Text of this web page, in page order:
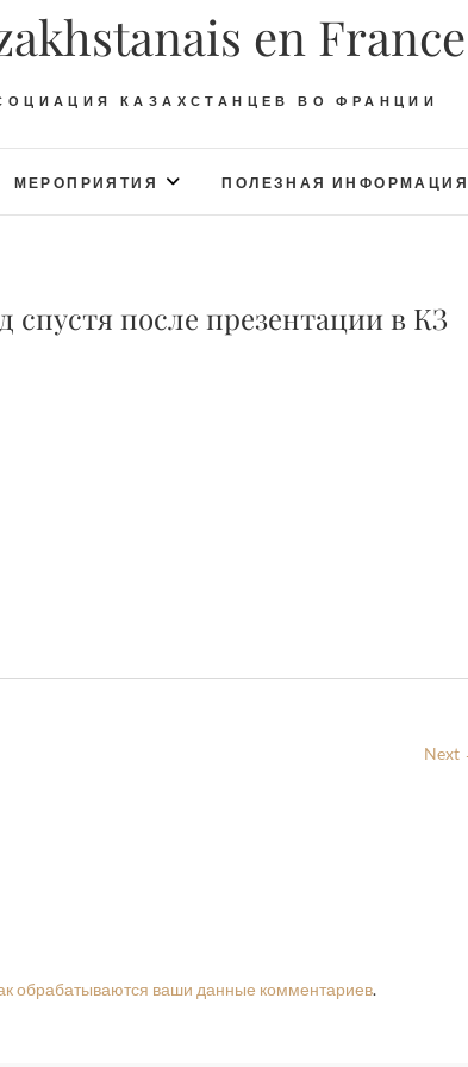
en France
КАЗАХСТАНЦЕВ ВО ФРАНЦИИ
МЕРОПРИЯТИЯ ПОЛЕЗНАЯ ИНФОРМАЦИЯ
после презентации в КЗ
Next
обрабатываются ваши данные комментариев.